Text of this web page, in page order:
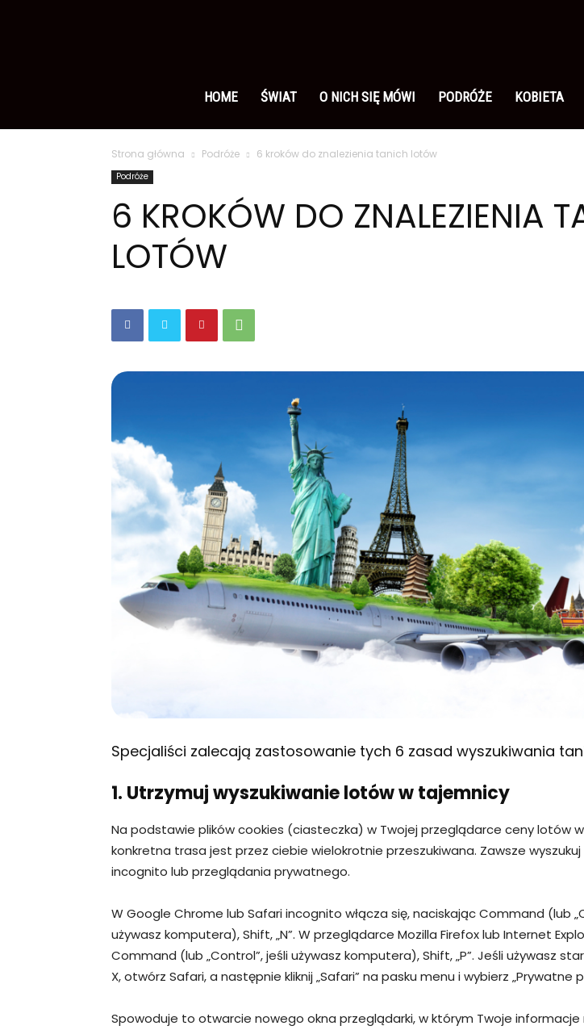
polsku
HOME ŚWIAT O NICH SIĘ MÓWI PODRÓŻE KOBIETA
Strona główna Podróże 6 kroków do znalezienia tanich lotów
Podróże
6 KROKÓW DO ZNALEZIENIA
LOTÓW
Specjaliści zalecają zastosowanie tych 6 zasad wyszukiwania
1. Utrzymuj wyszukiwanie lotów w tajemnicy
Na podstawie plików cookies (ciasteczka) w Twojej przeglądarce ceny lotów
konkretna trasa jest przez ciebie wielokrotnie przeszukiwana. Zawsze
incognito lub przeglądania prywatnego.
W Google Chrome lub Safari incognito włącza się, naciskając Command (lub
używasz komputera), Shift, „N”. W przeglądarce Mozilla Firefox lub Internet
Command (lub „Control”, jeśli używasz komputera), Shift, „P”. Jeśli używasz
X, otwórz Safari, a następnie kliknij „Safari” na pasku menu i wybierz „Prywatne
Spowoduje to otwarcie nowego okna przeglądarki, w którym Twoje informacje